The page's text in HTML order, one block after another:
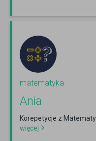
matematyka
Ania
Korepetycje z
więcej